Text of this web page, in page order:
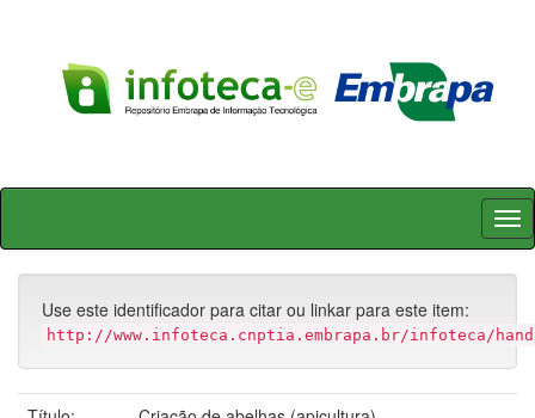
Skip
Use este identificador para citar ou linkar para este item:
http://www.infoteca.cnptia.embrapa.br/infoteca/